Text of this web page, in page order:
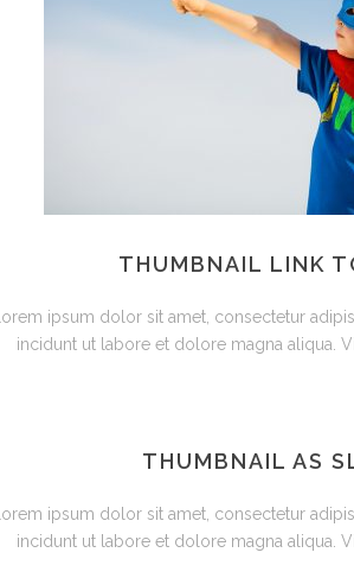
THUMBNAIL LINK
Lorem ipsum dolor sit amet, consectetur
incidunt ut labore et dolore magna aliqua.
THUMBNAIL AS
Lorem ipsum dolor sit amet, consectetur
incidunt ut labore et dolore magna aliqua.